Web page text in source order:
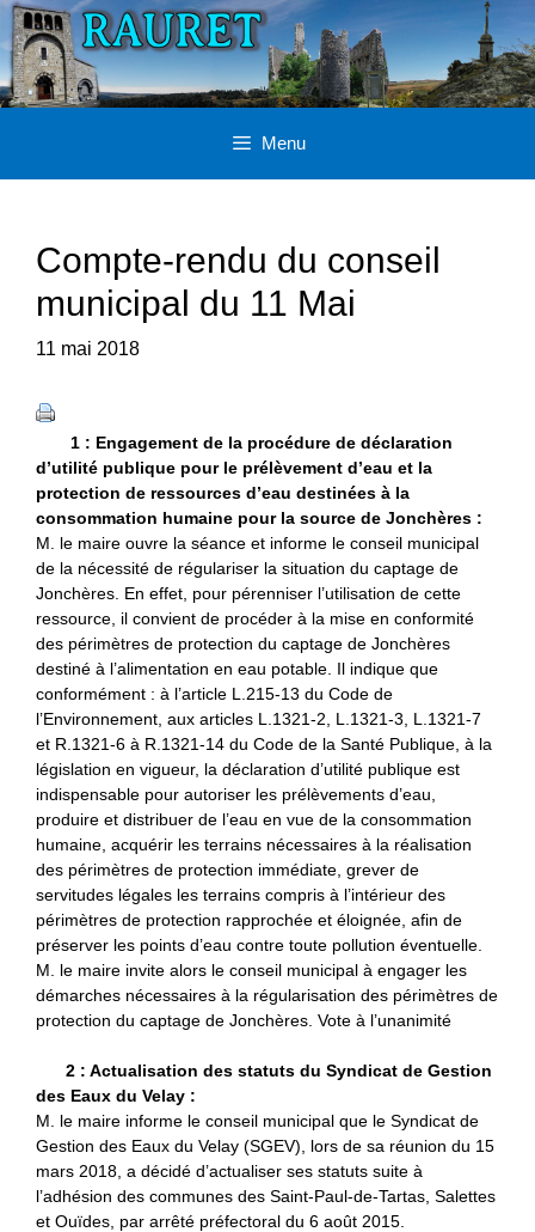
Aller
au
contenu
Menu
Compte-rendu du conseil
municipal du 11 Mai
11 mai 2018
1 : Engagement de la procédure de déclaration
d’utilité publique pour le prélèvement d’eau et la
protection de ressources d’eau destinées à la
consommation humaine pour la source de Jonchères :
M. le maire ouvre la séance et informe le conseil municipal
de la nécessité de régulariser la situation du captage de
Jonchères. En effet, pour pérenniser l’utilisation de cette
ressource, il convient de procéder à la mise en conformité
des périmètres de protection du captage de Jonchères
destiné à l’alimentation en eau potable. Il indique que
conformément : à l’article L.215-13 du Code de
l’Environnement, aux articles L.1321-2, L.1321-3, L.1321-7
et R.1321-6 à R.1321-14 du Code de la Santé Publique, à la
législation en vigueur, la déclaration d’utilité publique est
indispensable pour autoriser les prélèvements d’eau,
produire et distribuer de l’eau en vue de la consommation
humaine, acquérir les terrains nécessaires à la réalisation
des périmètres de protection immédiate, grever de
servitudes légales les terrains compris à l’intérieur des
périmètres de protection rapprochée et éloignée, afin de
préserver les points d’eau contre toute pollution éventuelle.
M. le maire invite alors le conseil municipal à engager les
démarches nécessaires à la régularisation des périmètres de
protection du captage de Jonchères. Vote à l’unanimité
2 : Actualisation des statuts du Syndicat de Gestion
des Eaux du Velay :
M. le maire informe le conseil municipal que le Syndicat de
Gestion des Eaux du Velay (SGEV), lors de sa réunion du 15
mars 2018, a décidé d’actualiser ses statuts suite à
l’adhésion des communes des Saint-Paul-de-Tartas, Salettes
et Ouïdes, par arrêté préfectoral du 6 août 2015.